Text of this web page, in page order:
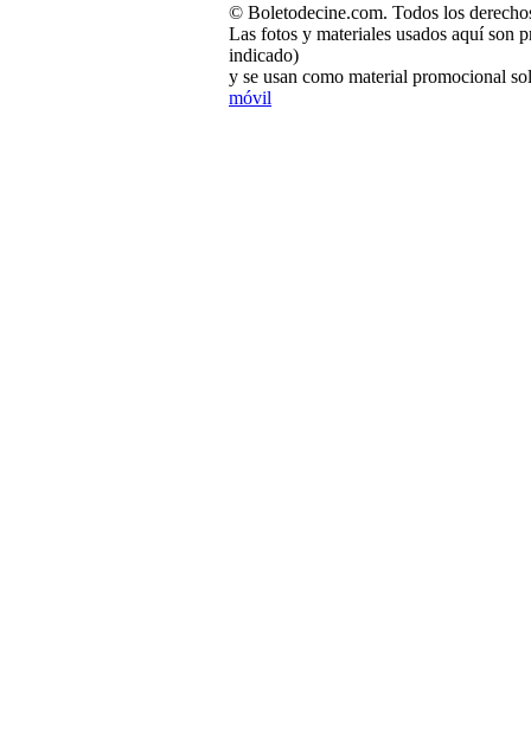
© Boletodecine.com. Todos los
Las fotos y materiales usados aquí son
indicado)
y se usan como material promocional
móvil